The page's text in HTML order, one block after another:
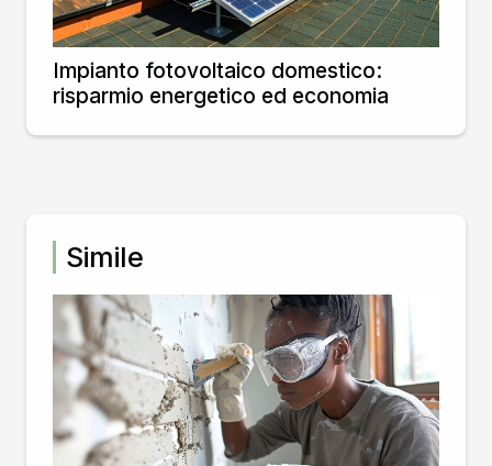
Impianto fotovoltaico domestico:
risparmio energetico ed economia
Simile